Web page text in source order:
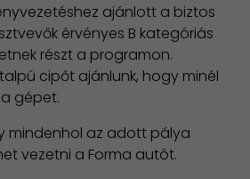
ajánlott a biztos
érvényes B kategóriás
részt a programon.
cipőt ajánlunk, hogy minél
gépet.
mindenhol az adott pálya
vezetni a Forma autót.